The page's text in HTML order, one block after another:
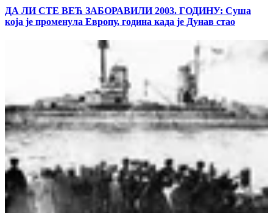
ДА ЛИ СТЕ ВЕЋ ЗАБОРАВИЛИ 2003. ГОДИНУ: Суша
која је променула Европу, година када је Дунав стао